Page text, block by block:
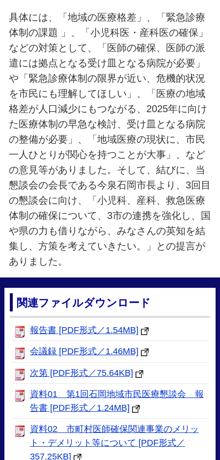
具体には、「地域の医療格差」、「緊急診療
体制の課題 」、「小児科医・産科医の確保」
などの対策として、「医師の確保、医師の派
遣には拠点となる受け皿となる病院が必要」
や「緊急診療体制の限界が近い、危機的状況
を市民にも理解してほしい」、「医療の地域
格差が人口減少にもつながる、2025年に向け
た医療体制の早急な検討、受け皿となる病院
の整備が必要」、「地域医療の現状に、市民
一人ひとりが関心を持つことが大事」、など
の意見等がありました。そして、結びに、当
懇談会の会長である今泉石岡市長より、3回目
の懇談会に向け、「小児科、産科、救急医療
体制の確保について、3市の連携を強化し、国
や県の力も借りながら、みなさんの英知を結
集し、方策を考えていきたい。」との提言が
ありました。
関連ファイルダウンロード
報告書 [PDF形式／1.54MB]
会議録 [PDF形式／1.46MB]
次第 [PDF形式／75.64KB]
資料01 第1回石岡地域市民医療懇談会 報
告書 [PDF形式／1.24MB]
資料02 市町村医師確保関連事業のメリッ
ト・デメリット等について [PDF形式／
357.25KB]